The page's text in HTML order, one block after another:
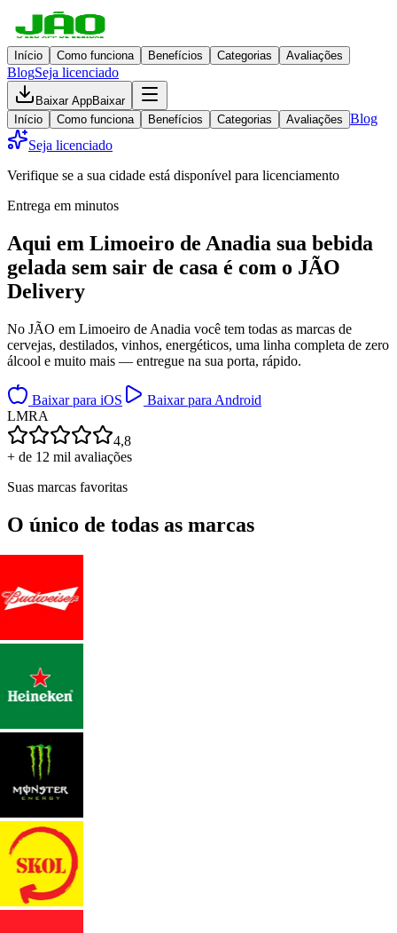
Início Como funciona Benefícios Categorias Avaliações
BlogSeja licenciado
Baixar AppBaixar
Início
Como funciona Benefícios Categorias Avaliações Blog
Seja licenciado
Verifique se a sua cidade está disponível para licenciamento
Entrega em minutos
Aqui em Limoeiro de Anadia sua bebida
gelada sem sair de casa é com o JÃO
Delivery
No JÃO em Limoeiro de Anadia você tem todas as marcas de
cervejas, destilados, vinhos, energéticos, uma linha completa de zero
álcool e muito mais — entregue na sua porta, rápido.
Baixar para iOS
Baixar para Android
LMRA
4,8
+ de 12 mil avaliações
Suas marcas favoritas
O único de todas as marcas